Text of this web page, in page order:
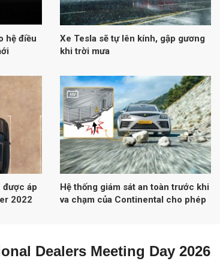
hệ điều
Xe Tesla sẽ tự lên kính, gập gương
khi trời mưa
được áp
2022
Hệ thống giám sát an toàn trước khi
va chạm của Continental cho phép
Dealers Meeting Day 2026